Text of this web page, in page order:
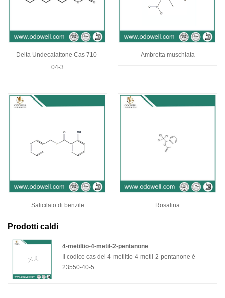
Delta Undecalattone Cas 710-
04-3
Ambretta muschiata
Salicilato di benzile Rosalina
Prodotti caldi
4-metiltio-4-metil-2-pentanone
Il codice cas del 4-metiltio-4-metil-2-pentanone è
23550-40-5.